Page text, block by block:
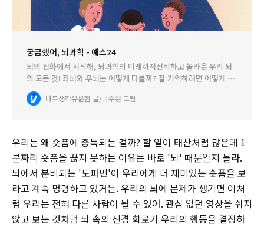
궁금했어, 뇌과학 - 예스24
뇌의 진화에서 시작해, 뇌과학의 미래까지신비하고 놀라운 우리 뇌
의 모든 것! 좌뇌와 우뇌는 어떻게 다를까? 잘 기억하려면 어떻게 해
야 할까?어린이들이 게임에 중독되기 쉬운 이유는?우리 몸의 지휘
본부, 뇌에 대해 궁금한 모든 것들! 우리 몸의 지휘 본부,…
나무생각유윤한 글/나수은 그림
우리는 왜 숏폼에 중독되는 걸까? 할 일이 태산처럼 많은데 1
분짜리 숏폼을 끊지 못하는 이유는 바로 '뇌' 때문일지 몰라.
뇌에서 분비되는 '도파민'이 우리에게 더 재미있는 숏폼을 보
라고 계속 명령하고 있거든. 우리의 뇌에 문제가 생기면 이처
럼 우리는 전혀 다른 사람이 될 수 있어. 관심 없던 영상을 쉬지
않고 보는 것처럼 뇌 속의 신경 회로가 우리의 행동을 결정하